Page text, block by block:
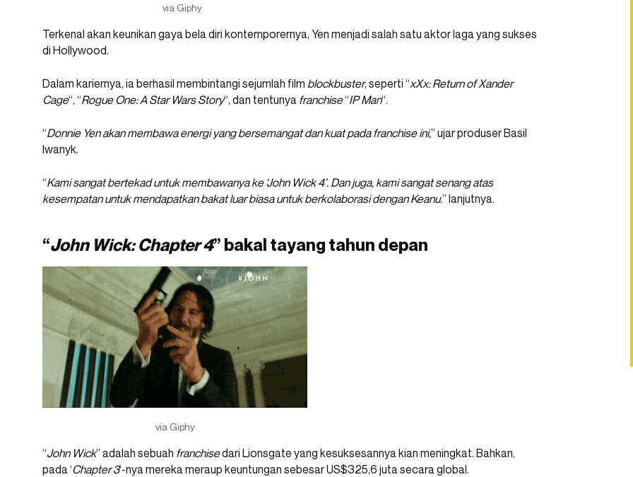
via Giphy
Terkenal akan keunikan gaya bela diri kontemporernya, Yen menjadi salah satu aktor laga yang sukses
di Hollywood.
Dalam kariernya, ia berhasil membintangi sejumlah film blockbuster, seperti “xXx: Return of Xander
Cage“, “Rogue One: A Star Wars Story“, dan tentunya franchise“IP Man“.
“Donnie Yen akan membawa energi yang bersemangat dan kuat pada franchise ini,” ujar produser Basil
Iwanyk.
“Kami sangat bertekad untuk membawanya ke ‘John Wick 4’. Dan juga, kami sangat senang atas
kesempatan untuk mendapatkan bakat luar biasa untuk berkolaborasi dengan Keanu.” lanjutnya.
“John Wick: Chapter 4” bakal tayang tahun depan
via Giphy
“John Wick” adalah sebuah franchisedari Lionsgate yang kesuksesannya kian meningkat. Bahkan,
pada ‘Chapter 3‘-nya mereka meraup keuntungan sebesar US$325,6 juta secara global.